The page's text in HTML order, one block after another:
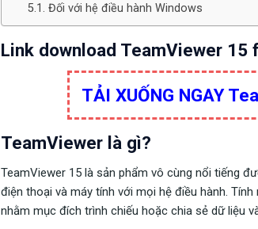
Đối với hệ điều hành Windows
Link download TeamViewer 15
TẢI XUỐNG NGAY
TeamViewer là gì?
TeamViewer 15 là sản phẩm vô cùng nổi tiếng
điện thoại và máy tính với mọi hệ điều hành.
nhằm mục đích trình chiếu hoặc chia sẻ dữ liệu